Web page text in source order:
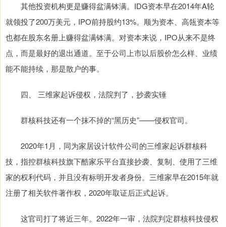
其他投资机构更是赚得盆满钵满。IDG资本早在2014年A轮
就领投了200万美元，IPO前持股约13%。顺为资本、高瓴资本等
也都在股东名册上赚得盆满钵满。对资本来说，IPO从来不是终
点，而是最好的退出通道。至于公司上市以后股价怎么样、业绩
能不能持续，那是散户的事。
四、 三维家起诉侵权，法院判了，抄袭实锤
群核科技还有一个抹不掉的“黑历史”——侵权官司。
2020年1月，同为家居设计软件公司的三维家起诉群核科
技，指控群核科技旗下酷家乐平台直接抄袭、复制、使用了三维
家的权利代码，并且没有标明开发者身份。三维家早在2015年就
注册了相关软件著作权，2020年取证后正式起诉。
这官司打了将近三年。2022年一审，法院判定群核科技侵权